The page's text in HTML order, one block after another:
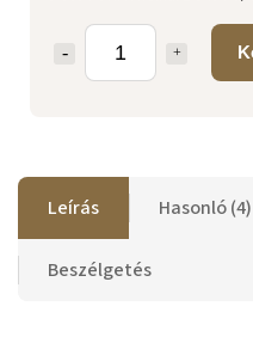
Leírás Hasonló (4)
Beszélgetés